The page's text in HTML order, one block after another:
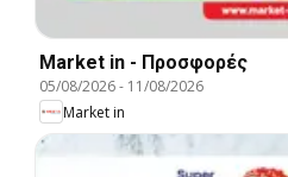
Market in - Προσφορές
05/08/2026- 11/08/2026
Market in